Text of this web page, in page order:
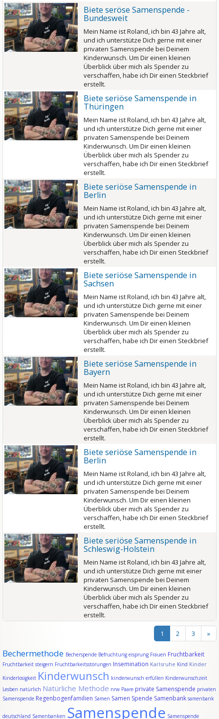
Biete seröse Samenspende -
Bundesweit
Mein Name ist Roland, ich bin 43 Jahre alt,
und ich unterstütze Dich gerne mit einer
privaten Samenspende bei Deinem
Kinderwunsch. Um Dir einen kleinen
Überblick über mich als Spender zu
verschaffen, habe ich Dir einen Steckbrief
erstellt.
Biete seriöse Samenspende in
Thüringen
Mein Name ist Roland, ich bin 43 Jahre alt,
und ich unterstütze Dich gerne mit einer
privaten Samenspende bei Deinem
Kinderwunsch. Um Dir einen kleinen
Überblick über mich als Spender zu
verschaffen, habe ich Dir einen Steckbrief
erstellt.
Biete seriöse Samenspende in
Berlin
Mein Name ist Roland, ich bin 43 Jahre alt,
und ich unterstütze Dich gerne mit einer
privaten Samenspende bei Deinem
Kinderwunsch. Um Dir einen kleinen
Überblick über mich als Spender zu
verschaffen, habe ich Dir einen Steckbrief
erstellt.
Biete seriöse Samenspende in
Sachsen
Mein Name ist Roland, ich bin 43 Jahre alt,
und ich unterstütze Dich gerne mit einer
privaten Samenspende bei Deinem
Kinderwunsch. Um Dir einen kleinen
Überblick über mich als Spender zu
verschaffen, habe ich Dir einen Steckbrief
erstellt.
Biete seriöse Samenspende in
Bayern
Mein Name ist Roland, ich bin 43 Jahre alt,
und ich unterstütze Dich gerne mit einer
privaten Samenspende bei Deinem
Kinderwunsch. Um Dir einen kleinen
Überblick über mich als Spender zu
verschaffen, habe ich Dir einen Steckbrief
erstellt.
Biete seriöse Samenspende in
Berlin
Mein Name ist Roland, ich bin 43 Jahre alt,
und ich unterstütze Dich gerne mit einer
privaten Samenspende bei Deinem
Kinderwunsch. Um Dir einen kleinen
Überblick über mich als Spender zu
verschaffen, habe ich Dir einen Steckbrief
erstellt.
Biete seriöse Samenspende in
Schleswig-Holstein
Mein Name ist Roland, ich bin 43 Jahre alt,
und ich unterstütze Dich gerne mit einer
privaten Samenspende bei Deinem
Kinderwunsch. Um Dir einen kleinen
Überblick über mich als Spender zu
verschaffen, habe ich Dir einen Steckbrief
erstellt.
1 2 3 »
Bechermethode Becherspende Befruchtung eisprung Frauen Fruchtbarkeit
Fruchtbarkeit steigern Fruchtbarkeitsstörungen Insemination Karlsruhe Kind Kinder
Kinderlosigkeit Kinderwunsch kinderwunsch erfüllen Kinderwunschzeit
Lesben natürlich Natürliche Methode nrw Paare private Samenspende privaten
Samenspende Regenbogenfamilien Samen Samen Spende Samenbank samenbank
deutschland Samenbanken Samenspende Samenspende